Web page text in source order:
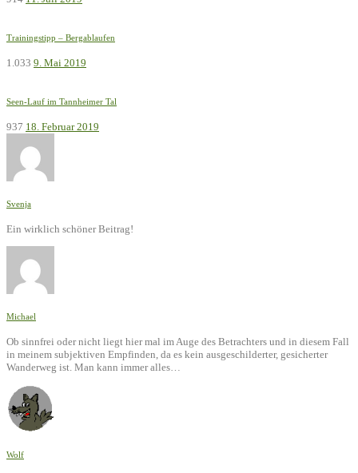
Trainingstipp – Bergablaufen
1.033 9. Mai 2019
Seen-Lauf im Tannheimer Tal
937 18. Februar 2019
Svenja
Ein wirklich schöner Beitrag!
Michael
Ob sinnfrei oder nicht liegt hier mal im Auge des Betrachters und in diesem Fall
in meinem subjektiven Empfinden, da es kein ausgeschilderter, gesicherter
Wanderweg ist. Man kann immer alles…
Wolf